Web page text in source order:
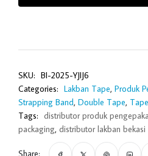
SKU: BI-2025-YJIJ6
Categories: Lakban Tape, Produk
Strapping Band, Double Tape,
Tags: distributor produk
packaging, distributor lakban bekasi
Share: